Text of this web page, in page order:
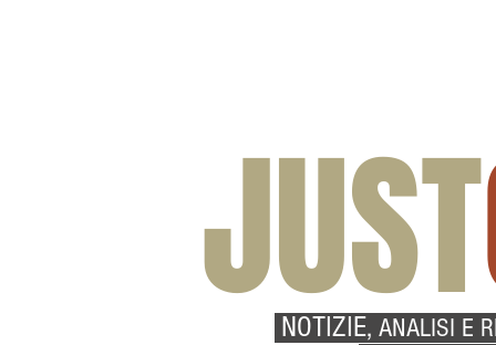
NOTIZIE, ANALISI E
JUST